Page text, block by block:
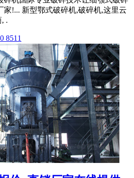
家!... 新型鄂式破碎机,破碎机,这里云
.
8511